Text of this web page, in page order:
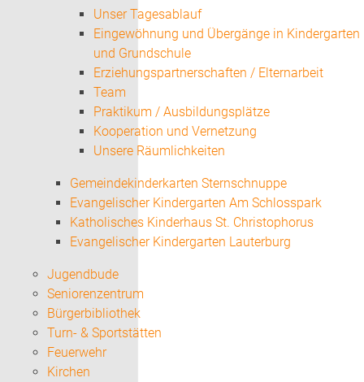
Unser Tagesablauf
Eingewöhnung und Übergänge in Kindergarten
und Grundschule
Erziehungspartnerschaften / Elternarbeit
Team
Praktikum / Ausbildungsplätze
Kooperation und Vernetzung
Unsere Räumlichkeiten
Gemeindekinderkarten Sternschnuppe
Evangelischer Kindergarten Am Schlosspark
Katholisches Kinderhaus St. Christophorus
Evangelischer Kindergarten Lauterburg
Jugendbude
Seniorenzentrum
Bürgerbibliothek
Turn- & Sportstätten
Feuerwehr
Kirchen